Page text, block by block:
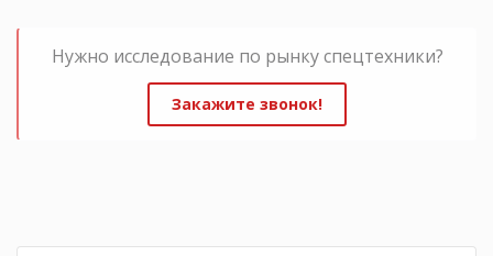
Нужно исследование по рынку спецтехники?
Закажите звонок!